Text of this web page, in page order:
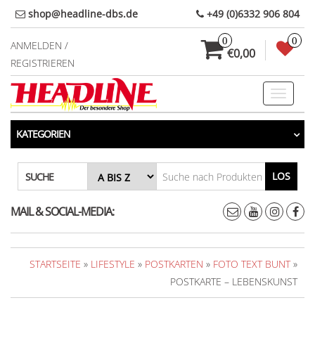
Direkt
zum
Inhalt
shop@headline-dbs.de +49 (0)6332 906 804
ANMELDEN /
REGISTRIEREN
0
€0,00
0
Toggle
KATEGORIEN
SUCHE LOS
MAIL & SOCIAL-MEDIA:
STARTSEITE » LIFESTYLE » POSTKARTEN » FOTO TEXT BUNT»
POSTKARTE – LEBENSKUNST